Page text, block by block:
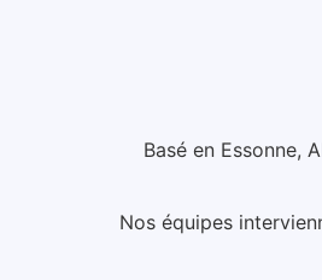
Basé en Essonne,
Nos équipes